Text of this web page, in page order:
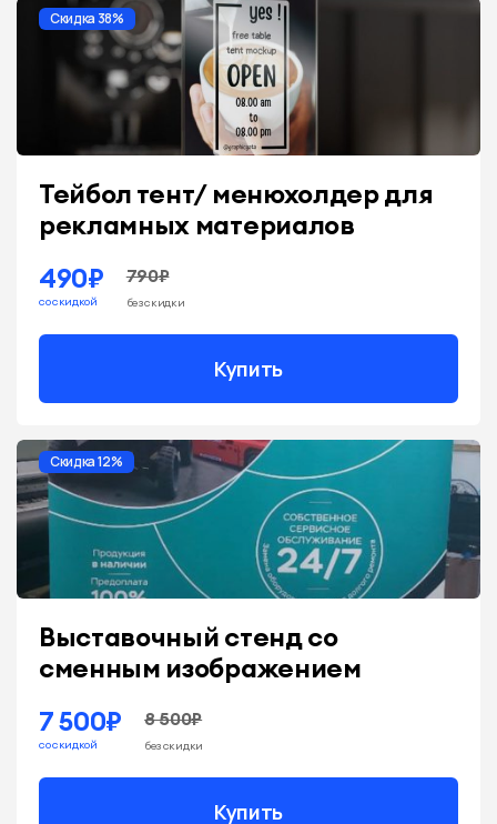
Скидка 38%
Тейбол тент/ менюхолдер для
рекламных материалов
490₽
со скидкой
790₽
без скидки
Купить
Скидка 12%
Выставочный стенд со
сменным изображением
7 500₽
со скидкой
8 500₽
без скидки
Купить